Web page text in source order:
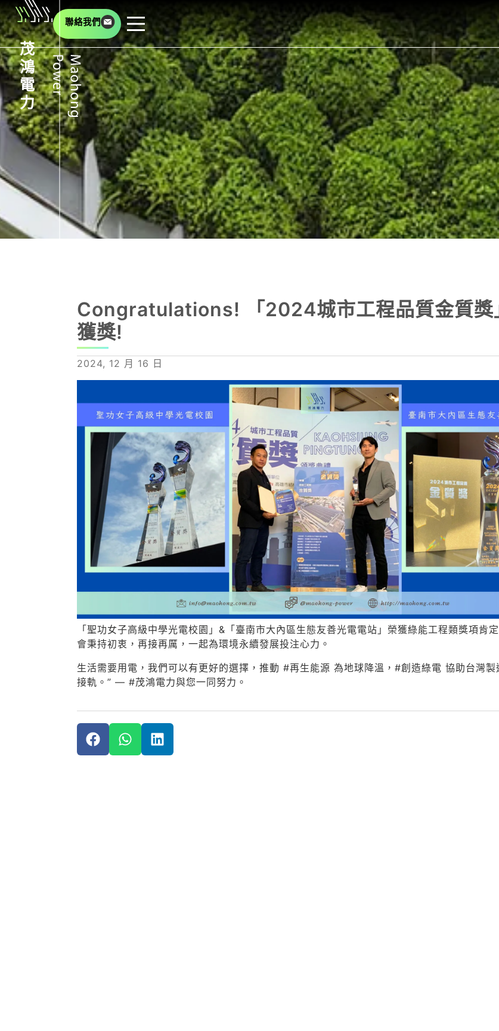
茂
鴻
電
力
聯絡我們
Congratulations! 「2024城市工程品質金質獎
獲獎!
2024, 12 月 16 日
「聖功女子高級中學光電校園」&「臺南市大內區生態友善光電電站」榮獲綠能工程類獎項肯
會秉持初衷，再接再厲，一起為環境永續發展投注心力。
生活需要用電，我們可以有更好的選擇，推動 #再生能源 為地球降溫，#創造綠電 協助台灣製
接軌。” — #茂鴻電力與您一同努力。